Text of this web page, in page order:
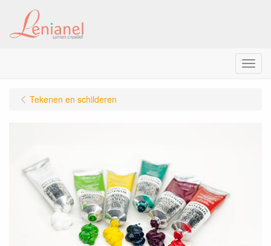
Menu
Tekenen en schilderen